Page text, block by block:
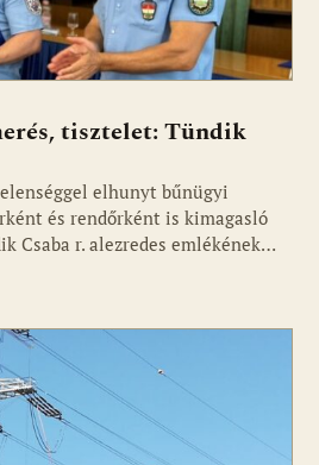
tisztelet: Tündik
elhunyt bűnügyi
és rendőrként is kimagasló
Csaba r. alezredes emlékének…